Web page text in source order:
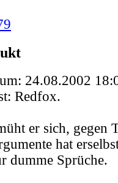
24.08.2002
Redfox.
er sich, gegen
hat
dumme Sprüche.